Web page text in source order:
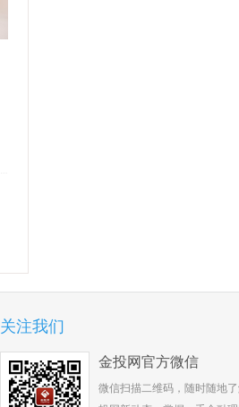
关注我们
金投网官方微信
微信扫描二维码，随时随地